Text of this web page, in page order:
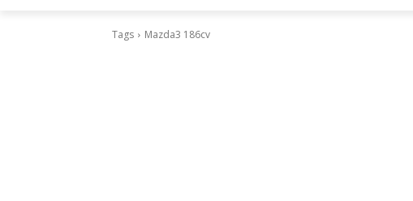
Tags Mazda3 186cv